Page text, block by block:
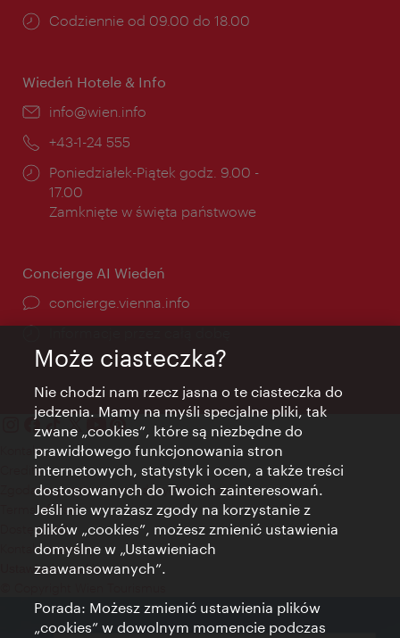
Godziny
Codziennie od 09.00 do 18.00
Wiedeń Hotele & Info
E-
info@wien.info
Telefon:
+43-1-24 555
Godziny
otwarcia:
Poniedziałek-Piątek godz. 9.00 -
17.00
Zamknięte w święta państwowe
Concierge AI Wiedeń
concierge.vienna.info
Kontakt
Credits
Zgoda na przetwarzanie danych osobowych
Terms of Use
Dostępność
Kontakt prasowy
Ustawienia cookies
Może ciasteczka?
Nie chodzi nam rzecz jasna o te ciasteczka do
jedzenia. Mamy na myśli specjalne pliki, tak
zwane „cookies”, które są niezbędne do
prawidłowego funkcjonowania stron
internetowych, statystyk i ocen, a także treści
dostosowanych do Twoich zainteresowań.
Jeśli nie wyrażasz zgody na korzystanie z
plików „cookies”, możesz zmienić ustawienia
domyślne w „Ustawieniach
zaawansowanych”.
Porada: Możesz zmienić ustawienia plików
„cookies” w dowolnym momencie podczas